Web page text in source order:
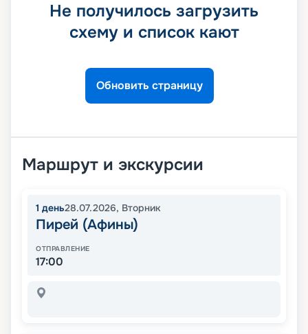
Не получилось загрузить
схему и список кают
Обновить страницу
Маршрут и экскурсии
1 день28.07.2026, Вторник
Пирей (Афины)
ОТПРАВЛЕНИЕ
17:00